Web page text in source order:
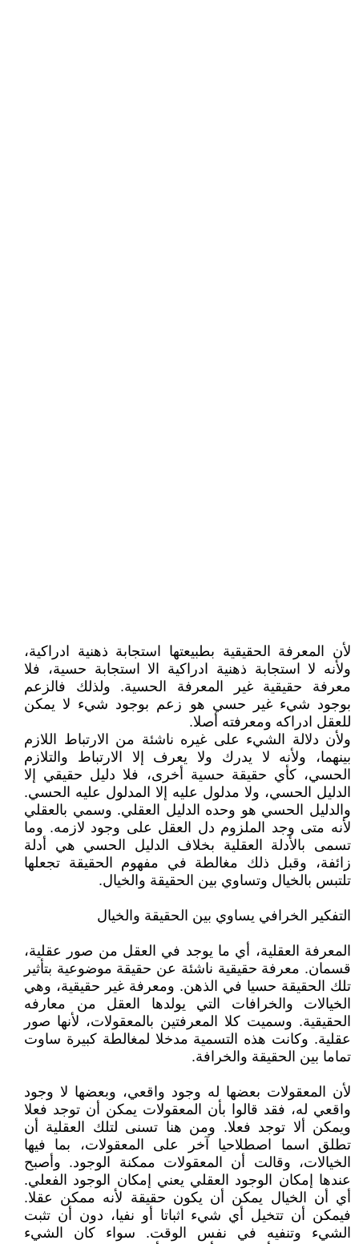
لأن المعرفة الحقيقية بطبيعتها استجابة ذهنية ادراكية،
ولأنه لا استجابة ذهنية ادراكية الا استجابة حسية، فلا
معرفة حقيقية غير المعرفة الحسية. ولذلك فالزعم
بوجود شيء غير حسي هو زعم بوجود شيء لا يمكن
للعقل ادراكه ومعرفته أصلا.
ولأن دلالة الشيء على غيره ناشئة من الارتباط اللازم
بينهما، ولأنه لا يدرك ولا يعرف إلا الارتباط والتلازم
الحسي، كأي حقيقة حسية أخرى، فلا دليل حقيقي إلا
الدليل الحسي، ولا مدلول عليه إلا المدلول عليه الحسي.
والدليل الحسي هو وحده الدليل العقلي. وسمي بالعقلي
لأنه متى وجد الملزوم دل العقل على وجود لازمه. وما
تسمى بالأدلة العقلية بخلاف الدليل الحسي هي أدلة
زائفة، وقبل ذلك مغالطة في مفهوم الحقيقة تجعلها
تلتبس بالخيال وتساوي بين الحقيقة والخيال.
التفكير الخرافي يساوي بين الحقيقة والخيال
المعرفة العقلية، أي ما يوجد في العقل من صور عقلية،
قسمان. معرفة حقيقية ناشئة عن حقيقة موضوعية بتأثير
تلك الحقيقة حسيا في الذهن. ومعرفة غير حقيقية، وهي
الخيالات والخرافات التي يولدها العقل من معارفه
الحقيقية. وسميت كلا المعرفتين بالمعقولات، لأنها صور
عقلية. وكانت هذه التسمية مدخلا لمغالطة كبيرة ساوت
تماما بين الحقيقة والخرافة.
لأن المعقولات بعضها له وجود واقعي، وبعضها لا وجود
واقعي له، فقد قالوا بأن المعقولات يمكن أن توجد فعلا
ويمكن ألا توجد فعلا. ومن هنا تسنى لتلك العقلية أن
تطلق اسما اصطلاحيا آخر على المعقولات، بما فيها
الخيالات، وقالت أن المعقولات ممكنة الوجود. وأصبح
عندها إمكان الوجود العقلي يعني إمكان الوجود الفعلي.
أي أن الخيال يمكن أن يكون حقيقة لأنه ممكن عقلا.
فيمكن أن تتخيل أي شيء اثباتا أو نفيا، دون أن تثبت
الشيء وتنفيه في نفس الوقت. سواء كان الشيء